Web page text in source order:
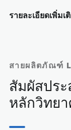
รายละเอียดเพิ่มเ
สายผลิตภัณฑ์
สัมผัสปร
หลักวิทย